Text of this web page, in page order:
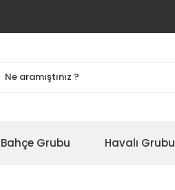
Bahçe Grubu Havalı Grubu